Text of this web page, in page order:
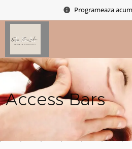
Programeaza
Access Bars